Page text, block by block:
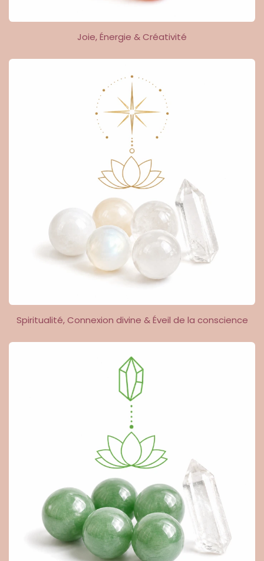
Joie, Énergie & Créativité
Spiritualité, Connexion divine & Éveil de la conscience